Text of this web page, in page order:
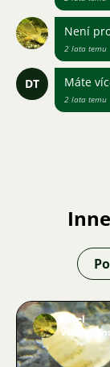
Není
2 lata temu
DT Máte
2 lata temu
Karel